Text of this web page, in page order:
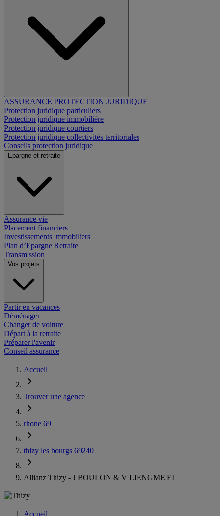
ASSURANCE PROTECTION JURIDIQUE
Protection juridique particuliers
Protection juridique immobilière
Protection juridique courtiers
Protection juridique collectivités territoriales
Conseils protection juridique
Epargne et retraite
Assurance vie
Placement financiers
Investissements immobiliers
Plan d’Epargne Retraite
Transmission
Vos projets
Partir en vacances
Déménager
Changer de voiture
Départ à la retraite
Préparer l'avenir
Conseil assurance
Accueil
Trouver une agence
rhone 69
thizy les bourgs 69240
Allianz Thizy - J BOULON & V LIENGME EI
Accueil